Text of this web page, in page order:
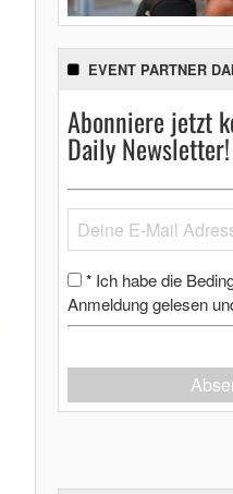
EVENT PARTNER
Abonniere jetzt
Daily Newsletter!
* Ich habe die
Anmeldung gelesen